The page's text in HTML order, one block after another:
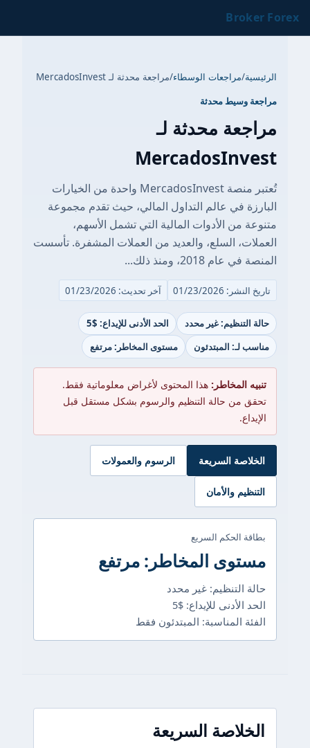
Broker Forex
الرئيسية/مراجعات الوسطاء/مراجعة محدثة لـ MercadosInvest
مراجعة وسيط محدثة
مراجعة محدثة لـ
MercadosInvest
تُعتبر منصة MercadosInvest واحدة من الخيارات
البارزة في عالم التداول المالي، حيث تقدم مجموعة
متنوعة من الأدوات المالية التي تشمل الأسهم،
العملات، السلع، والعديد من العملات المشفرة. تأسست
المنصة في عام 2018، ومنذ ذلك...
تاريخ النشر: 01/23/2026 آخر تحديث: 01/23/2026
حالة التنظيم: غير محدد
الحد الأدنى للإيداع: $5
مناسب لـ: المبتدئون
مستوى المخاطر: مرتفع
تنبيه المخاطر: هذا المحتوى لأغراض معلوماتية فقط.
تحقق من حالة التنظيم والرسوم بشكل مستقل قبل
الإيداع.
الخلاصة السريعة الرسوم والعمولات
التنظيم والأمان
بطاقة الحكم السريع
مستوى المخاطر: مرتفع
حالة التنظيم: غير محدد
الحد الأدنى للإيداع: $5
الفئة المناسبة: المبتدئون فقط
الخلاصة السريعة